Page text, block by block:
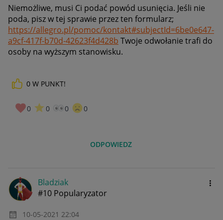
Niemożliwe, musi Ci podać powód usunięcia. Jeśli nie
poda, pisz w tej sprawie przez ten formularz;
https://allegro.pl/pomoc/kontakt#subjectId=6be0e647-
a9cf-417f-b70d-42623f4d428b Twoje odwołanie trafi do
osoby na wyższym stanowisku.
0 W PUNKT!
0 0 0 0
ODPOWIEDZ
Bladziak
#10 Popularyzator
‎10-05-2021 22:04